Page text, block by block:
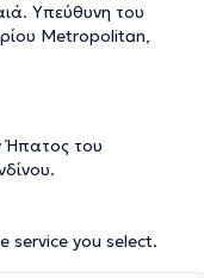
Υπεύθυνη του
Μetropolitan,
Ήπατος του
service you select.